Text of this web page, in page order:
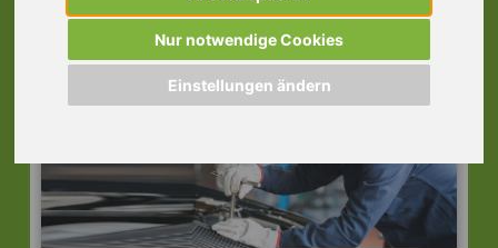
Nur notwendige Cookies
Einstellungen ändern
63741 Aschaffenburg